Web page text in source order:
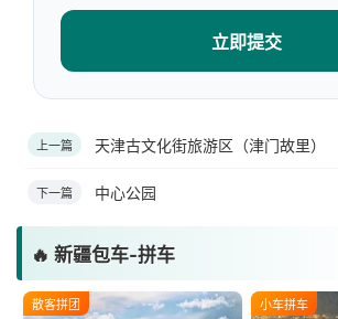
立即提交
上一篇 天津古文化街旅游区（津门故里）
下一篇 中心公园
🔥 新疆包车-拼车
散客拼团 小车拼车